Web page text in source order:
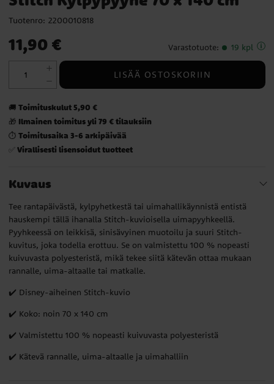
Tuotenro: 2200010818
Hinta: 11,90 €
11,90 € Varastotuote: 19 kpl
LISÄÄ OSTOSKORIIN
🚚 Toimituskulut 5,90 €
🎁 Ilmainen toimitus yli 79 € tilauksiin
⏱️ Toimitusaika 3-6 arkipäivää
✅ Virallisesti lisensoidut tuotteet
Kuvaus
Tee rantapäivästä, kylpyhetkestä tai uimahallikäynnistä entistä
hauskempi tällä ihanalla Stitch-kuvioisella uimapyyhkeellä.
Pyyhkeessä on leikkisä, sinisävyinen muotoilu ja suuri Stitch-
kuvitus, joka todella erottuu. Se on valmistettu 100 % nopeasti
kuivuvasta polyesteristä, mikä tekee siitä kätevän ottaa mukaan
rannalle, uima-altaalle tai matkalle.
✔️ Disney-aiheinen Stitch-kuvio
✔️ Koko: noin 70 x 140 cm
✔️ Valmistettu 100 % nopeasti kuivuvasta polyesteristä
✔️ Kätevä rannalle, uima-altaalle ja uimahalliin